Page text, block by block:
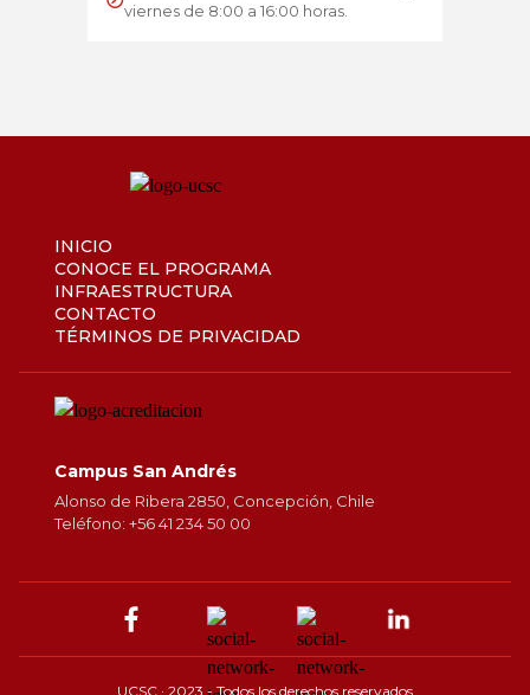
viernes de 8:00 a 16:00 horas.
INICIO
CONOCE EL PROGRAMA
INFRAESTRUCTURA
CONTACTO
TÉRMINOS DE PRIVACIDAD
Campus San Andrés
Alonso de Ribera 2850, Concepción, Chile
Teléfono: +56 41 234 50 00
UCSC · 2023 - Todos los derechos reservados